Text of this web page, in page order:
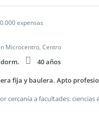
expensas
Microcentro, Centro
dorm. 40 años
fija y baulera. Apto